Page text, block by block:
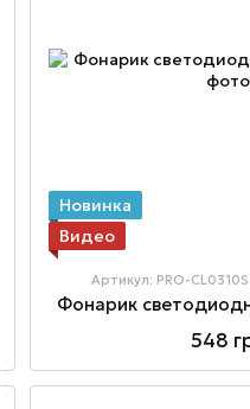
Новинка
Видео
Артикул: PRO-CL0310S
Фонарик
548